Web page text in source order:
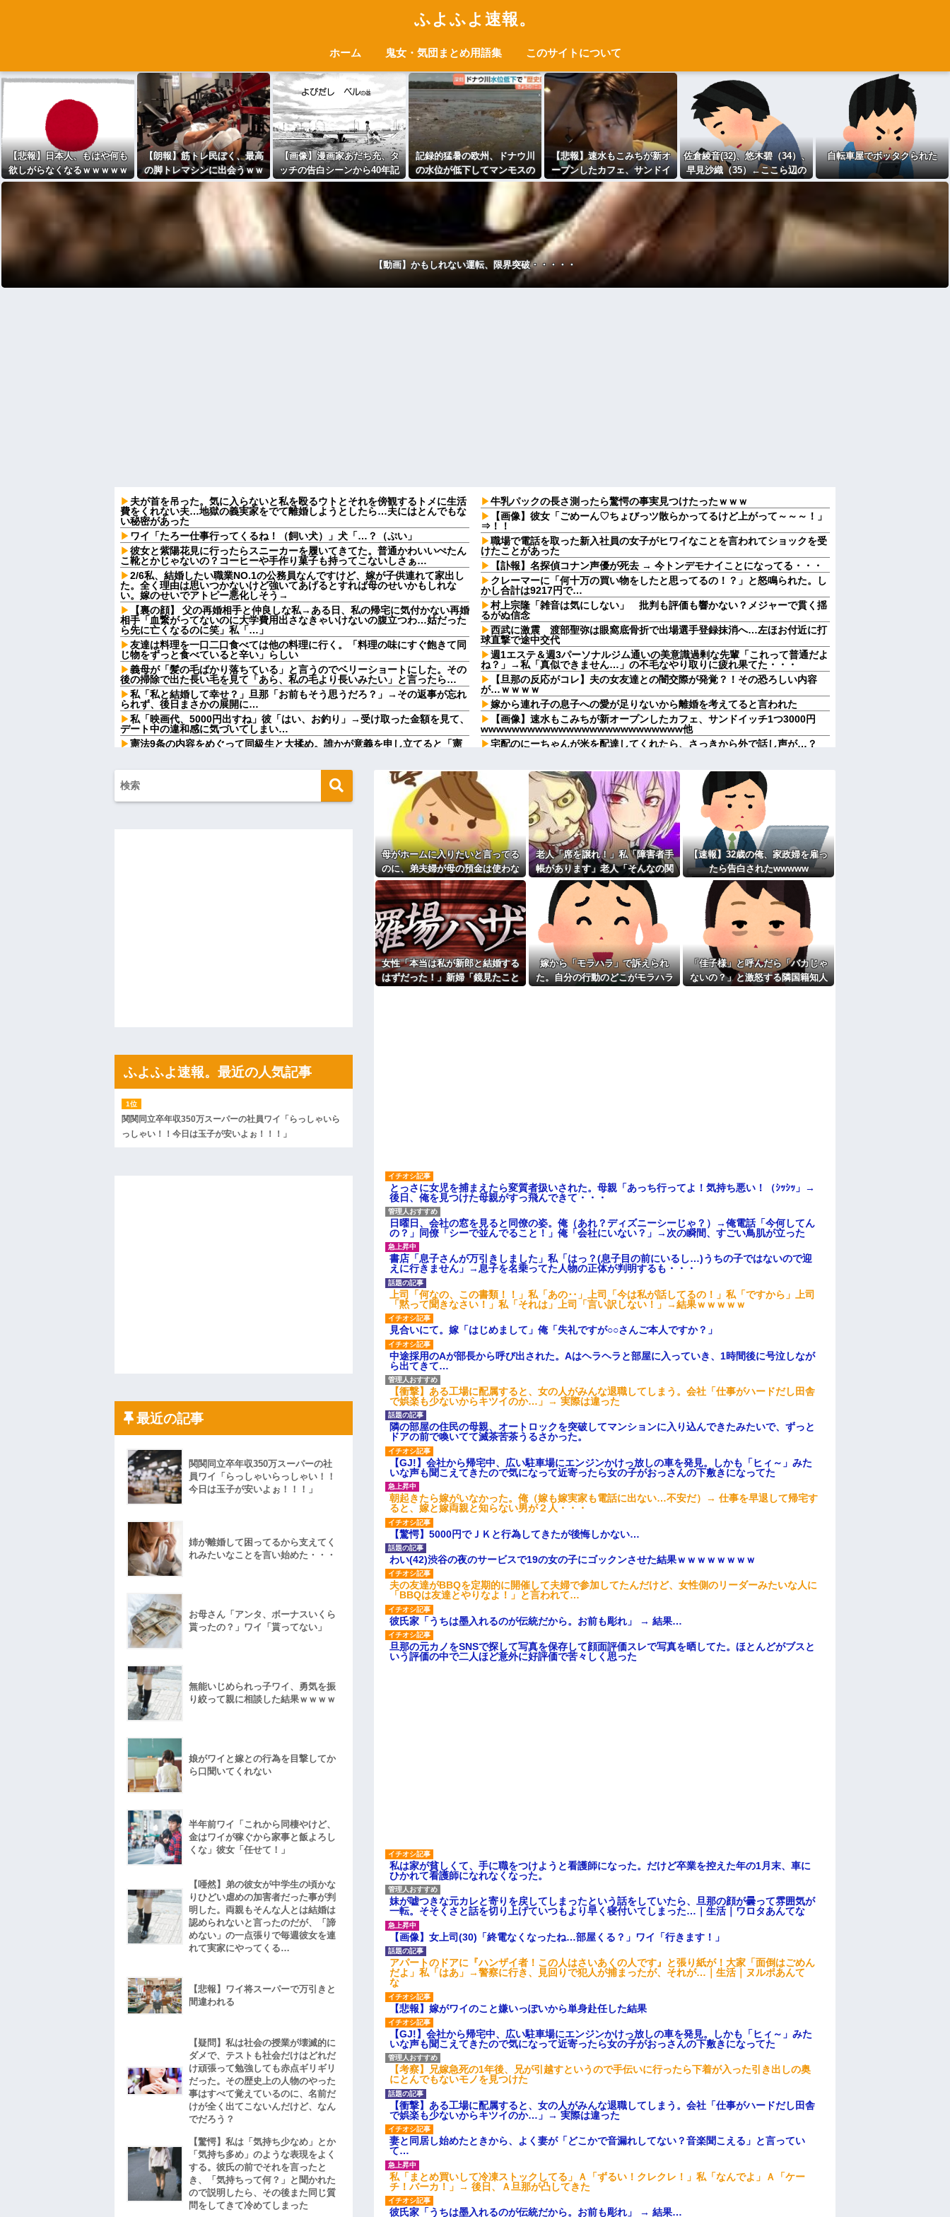
ふよふよ速報。
ホーム 鬼女・気団まとめ用語集 このサイトについて
【悲報】日本人、もはや何も
欲しがらなくなるｗｗｗｗｗ
ｗｗｗｗｗｗｗｗｗｗｗｗｗ
ｗｗｗｗｗｗ
【朗報】筋トレ民ぼく、最高
の脚トレマシンに出会うｗｗ
ｗｗｗｗ
【画像】漫画家あだち充、タ
ッチの告白シーンから40年記
念で自分自身が浅倉南になり
きり投稿ｗｗ
記録的猛暑の欧州、ドナウ川
の水位が低下してマンモスの
骨や沈没したドイツ軍の戦艦
が出現
【悲報】速水もこみちが新オ
ープンしたカフェ、サンドイ
ッチ1つ3000円ｗｗｗｗｗｗｗ
ｗｗｗｗｗｗ
佐倉綾音(32)、悠木碧（34）、
早見沙織（35）←ここら辺の
独身ベテラン声優ｗｗｗ
自転車屋でボッタクられた
【動画】かもしれない運転、限界突破・・・・・
夫が首を吊った。気に入らないと私を殴るウトとそれを傍観するトメに生活
費をくれない夫…地獄の義実家をでて離婚しようとしたら…夫にはとんでもな
い秘密があった
ワイ「たろー仕事行ってくるね！（飼い犬）」犬「…？（ぷい」
彼女と紫陽花見に行ったらスニーカーを履いてきてた。普通かわいいぺたん
こ靴とかじゃないの？コーヒーや手作り菓子も持ってこないしさぁ…
2/6私、結婚したい職業NO.1の公務員なんですけど、嫁が子供連れて家出し
た。全く理由は思いつかないけど強いてあげるとすれば母のせいかもしれな
い。嫁のせいでアトピー悪化しそう→
【裏の顔】 父の再婚相手と仲良しな私→ある日、私の帰宅に気付かない再婚
相手「血繋がってないのに大学費用出さなきゃいけないの腹立つわ…姑だった
ら先に亡くなるのに笑」私「…」
友達は料理を一口二口食べては他の料理に行く。「料理の味にすぐ飽きて同
じ物をずっと食べていると辛い」らしい
義母が「髪の毛ばかり落ちている」と言うのでベリーショートにした。その
後の掃除で出た長い毛を見て「あら、私の毛より長いみたい」と言ったら…
私「私と結婚して幸せ？」旦那「お前もそう思うだろ？」→その返事が忘れ
られず、後日まさかの展開に…
私「映画代、5000円出すね」彼「はい、お釣り」→受け取った金額を見て、
デート中の違和感に気づいてしまい…
憲法9条の内容をめぐって同級生と大揉め。誰かが意義を申し立てると「憲
【しまった…】 コトメに追い出されたトメと二世帯住宅を建て、「２F(夫婦
のエリア)には絶対に上がらない」という約束をしたが、早速破って2Fに上
が...
ATMで俺が暗証番号を入力し終わった瞬間に、後ろに並んでいた外国人風の
女がこちらに荷物をばらまきやがった。俺（うっぜぇ。引き落としキャンセ
チー牛「デブの事豚丼って呼ぼうぜ！」←これが流行らなかった理由
【悲報】「美人すぎる県警本部長」失職ｗｗｗｗｗｗｗｗｗ
【衝撃】葬儀屋「火葬プランはどうなさいますか？」ワイ喪主「直葬で(即
【朗報】寺田心、週6ジム通いで体重62kg→82kgにwwwwwwww
【画像】このLINEでなんで女が怒ってるのか分かんない奴はモテない奴確定
妹と差をつけて育てられた。妹「家も土地も、財産はすべて私が継ぐ。相続
は放棄して」母「うんうん」私「わかった」 → 数年後、復讐のチャンスが
ハードオフに売っていた4万4000円のフィギュアがヤバすぎるｗｗｗｗｗｗ
後続車にクラクションを鳴らされ彼氏が逆切れ。「何クラクション鳴らして
んだ！降りてこいよ！」と怒鳴りだし...
【衝撃】報酬100万円超の治験募集がこちらｗｗｗｗｗ(※画像あり)
ｗｗｗｗｗｗｗｗｗｗ
【愕然】白のクラウン俺氏、高速道路左車線を制限速度で走った結果
wwwwwwwwwwww
牛乳パックの長さ測ったら驚愕の事実見つけたったｗｗｗ
【画像】彼女「ごめーん♡ちょびっツ散らかってるけど上がって～～～！」
⇒！！
職場で電話を取った新入社員の女子がヒワイなことを言われてショックを受
けたことがあった
【訃報】名探偵コナン声優が死去 → 今トンデモナイことになってる・・・
クレーマーに「何十万の買い物をしたと思ってるの！？」と怒鳴られた。し
かし合計は9217円で…
村上宗隆「雑音は気にしない」 批判も評価も響かない？メジャーで貫く揺
るがぬ信念
西武に激震 渡部聖弥は眼窩底骨折で出場選手登録抹消へ…左ほお付近に打
球直撃で途中交代
週1エステ＆週3パーソナルジム通いの美意識過剰な先輩「これって普通だよ
ね？」→私「真似できません…」の不毛なやり取りに疲れ果てた・・・
【旦那の反応がコレ】夫の女友達との闇交際が発覚？！その恐ろしい内容
が…ｗｗｗｗ
嫁から連れ子の息子への愛が足りないから離婚を考えてると言われた
【画像】速水もこみちが新オープンしたカフェ、サンドイッチ1つ3000円
wwwwwwwwwwwwwwwwwwwwwwwwww他
宅配のにーちゃんが米を配達してくれたら、さっきから外で話し声が…？
なんなのよ！！！すごいわ掃除！！！！
【ネット史】「鏡の中のアクトレス事件」夫は正しかったのに、なぜ喧嘩は
終わらなかったのか
【胸糞】「食に執着がない」自称するクチャラー義母の汚い食べ方に限界
クソ男「専業主婦は昼間寝てられていいよなぁ。俺なんか忙しくて寝る暇ね
ーもん。どうせ暇でしょ？俺のＤＶＤコピっといてよ」
【驚愕】養育費を払い続けた結果…元妻の裏切りが判明！！！その理由がこ
れｗｗｗｗ
職場で電話を取った新入社員の女子がヒワイなことを言われてショックを受
けたことがあった
既婚女性が夫に夕飯も用意せず週２で遊びに行くって多いかな？遅くても21
時には帰宅してるんだけど
主な税金の成り立ちを調べてみたよ
母がホームに入りたいと言ってる
のに、弟夫婦が母の預金は使わな
いでと言ってきた。我が弟ながら
情けなくて溜息が出る
老人「席を譲れ！」私「障害者手
帳があります」老人「そんなの関
係ない！」→暴言を浴びせられた
直後、周囲が動き出して…
【速報】32歳の俺、家政婦を雇っ
たら告白されたwwwww
女性「本当は私が新郎と結婚する
はずだった！」新婦「鏡見たこと
嫁から「モラハラ」で訴えられ
た。自分の行動のどこがモラハラ
「佳子様」と呼んだら「バカじゃ
ないの？」と激怒する隣国籍知人
とっさに女児を捕まえたら変質者扱いされた。母親「あっち行ってよ！気持ち悪い！（ｼｯｼｯ」→
後日、俺を見つけた母親がすっ飛んできて・・・
日曜日、会社の窓を見ると同僚の姿。俺（あれ？ディズニーシーじゃ？）→俺電話「今何してん
の？」同僚「シーで並んでること！」俺「会社にいない？」→次の瞬間、すごい鳥肌が立った
書店「息子さんが万引きしました」私「はっ？(息子目の前にいるし…)うちの子ではないので迎
えに行きません」→息子を名乗ってた人物の正体が判明するも・・・
上司「何なの、この書類！！」私「あの‥」上司「今は私が話してるの！」私「ですから」上司
「黙って聞きなさい！」私「それは」上司「言い訳しない！」→結果ｗｗｗｗｗ
見合いにて。嫁「はじめまして」俺「失礼ですが○○さんご本人ですか？」
中途採用のAが部長から呼び出された。Aはヘラヘラと部屋に入っていき、1時間後に号泣しなが
ら出てきて…
【衝撃】ある工場に配属すると、女の人がみんな退職してしまう。会社「仕事がハードだし田舎
で娯楽も少ないからキツイのか…」→ 実際は違った
隣の部屋の住民の母親、オートロックを突破してマンションに入り込んできたみたいで、ずっと
ドアの前で喚いてて滅茶苦茶うるさかった。
【GJ!】会社から帰宅中、広い駐車場にエンジンかけっ放しの車を発見。しかも「ヒィ～」みた
いな声も聞こえてきたので気になって近寄ったら女の子がおっさんの下敷きになってた
朝起きたら嫁がいなかった。俺（嫁も嫁実家も電話に出ない…不安だ）→ 仕事を早退して帰宅す
ると、嫁と嫁両親と知らない男が２人・・・
【驚愕】5000円でＪＫと行為してきたが後悔しかない…
わい(42)渋谷の夜のサービスで19の女の子にゴックンさせた結果ｗｗｗｗｗｗｗｗ
夫の友達がBBQを定期的に開催して夫婦で参加してたんだけど、女性側のリーダーみたいな人に
「BBQは友達とやりなよ！」と言われて…
彼氏家「うちは墨入れるのが伝統だから。お前も彫れ」 → 結果…
旦那の元カノをSNSで探して写真を保存して顔面評価スレで写真を晒してた。ほとんどがブスと
いう評価の中で二人ほど意外に好評価で苦々しく思った
私は家が貧しくて、手に職をつけようと看護師になった。だけど卒業を控えた年の1月末、車に
ひかれて看護師になれなくなった。
妹が嘘つきな元カレと寄りを戻してしまったという話をしていたら、旦那の顔が曇って雰囲気が
一転。そそくさと話を切り上げていつもより早く寝付いてしまった…｜生活｜ワロタあんてな
【画像】女上司(30)「終電なくなったね…部屋くる？」ワイ「行きます！」
アパートのドアに『ハンザイ者！この人はさいあくの人です』と張り紙が！大家「面倒はごめん
だよ」私「はあ」→警察に行き、見回りで犯人が捕まったが、それが…｜生活｜ヌルポあんて
な
【悲報】嫁がワイのこと嫌いっぽいから単身赴任した結果
【GJ!】会社から帰宅中、広い駐車場にエンジンかけっ放しの車を発見。しかも「ヒィ～」みた
いな声も聞こえてきたので気になって近寄ったら女の子がおっさんの下敷きになってた
【考察】兄嫁急死の1年後、兄が引越すというので手伝いに行ったら下着が入った引き出しの奥
にとんでもないモノを見つけた
【衝撃】ある工場に配属すると、女の人がみんな退職してしまう。会社「仕事がハードだし田舎
で娯楽も少ないからキツイのか…」→ 実際は違った
妻と同居し始めたときから、よく妻が「どこかで音漏れしてない？音楽聞こえる」と言ってい
て…
私「まとめ買いして冷凍ストックしてる」Ａ「ずるい！クレクレ！」私「なんでよ」Ａ「ケー
チ！バーカ！」→ 後日、Ａ旦那が凸してきた
彼氏家「うちは墨入れるのが伝統だから。お前も彫れ」 → 結果…
ふよふよ速報。最近の人気記事
関関同立卒年収350万スーパーの社員ワイ「らっしゃいら
っしゃい！！今日は玉子が安いよぉ！！！」
最近の記事
関関同立卒年収350万スーパーの社
員ワイ「らっしゃいらっしゃい！！
今日は玉子が安いよぉ！！！」
姉が離婚して困ってるから支えてく
れみたいなことを言い始めた・・・
お母さん「アンタ、ボーナスいくら
貰ったの？」ワイ「貰ってない」
無能いじめられっ子ワイ、勇気を振
り絞って親に相談した結果ｗｗｗｗ
娘がワイと嫁との行為を目撃してか
ら口聞いてくれない
半年前ワイ「これから同棲やけど、
金はワイが稼ぐから家事と飯よろし
くな」彼女「任せて！」
【唖然】弟の彼女が中学生の頃かな
りひどい虐めの加害者だった事が判
明した。両親もそんな人とは結婚は
認められないと言ったのだが、「諦
めない」の一点張りで毎週彼女を連
れて実家にやってくる…
【悲報】ワイ将スーパーで万引きと
間違われる
【疑問】私は社会の授業が壊滅的に
ダメで、テストも社会だけはどれだ
け頑張って勉強しても赤点ギリギリ
だった。その歴史上の人物のやった
事はすべて覚えているのに、名前だ
けが全く出てこないんだけど、なん
でだろう？
【驚愕】私は「気持ち少なめ」とか
「気持ち多め」のような表現をよく
する。彼氏の前でそれを言ったと
き、「気持ちって何？」と聞かれた
ので説明したら、その後また同じ質
問をしてきて冷めてしまった